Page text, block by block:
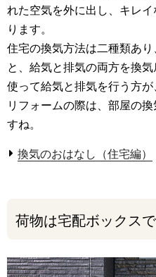
れた空気を外に出し、キレ
ります。
住宅の換気方法は二種類あ
と、給気と排気の両方を換
使って給気と排気を行う方が
リフォームの際は、部屋の
すね。
換気のおはなし（住宅編）
荷物は宅配ボックス